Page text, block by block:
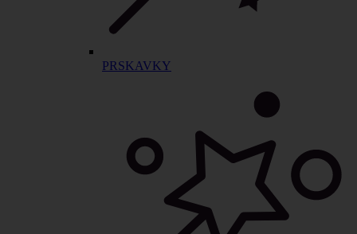
PRSKAVKY